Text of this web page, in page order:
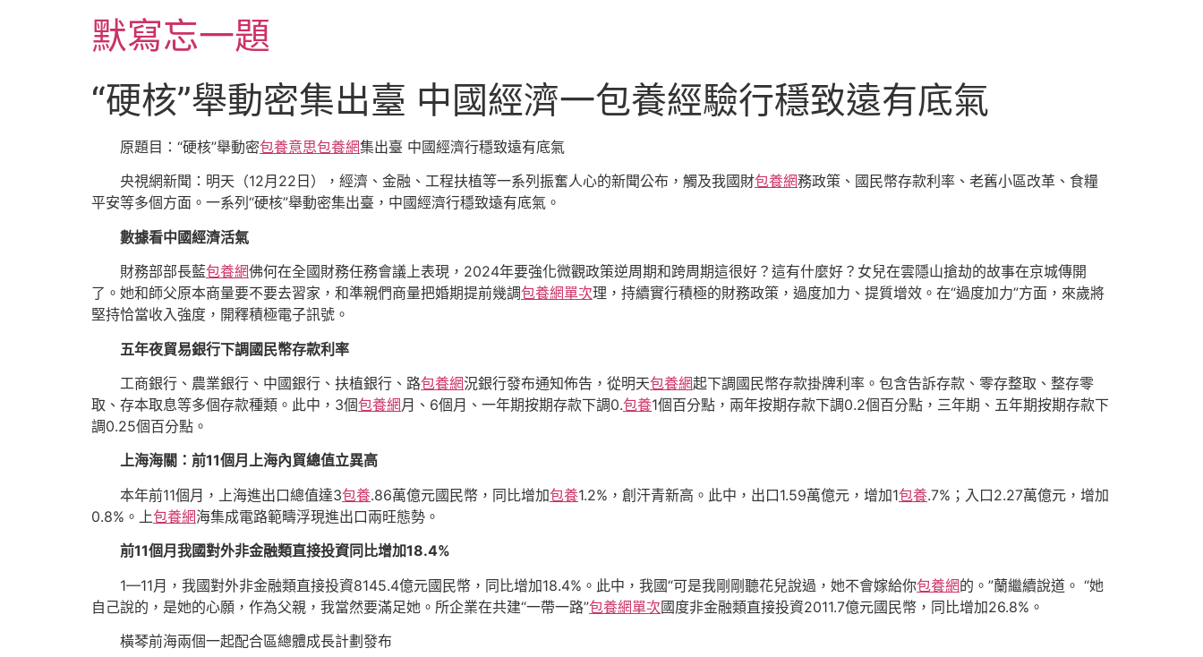
默寫忘一題
“硬核”舉動密集出臺 中國經濟一包養經驗行穩致遠有底氣
原題目：“硬核”舉動密包養意思包養網集出臺 中國經濟行穩致遠有底氣
央視網新聞：明天（12月22日），經濟、金融、工程扶植等一系列振奮人心的新聞公布，觸及我國財包養網務政策、國民幣存款利率、老舊小區改革、食糧
平安等多個方面。一系列“硬核”舉動密集出臺，中國經濟行穩致遠有底氣。
數據看中國經濟活氣
財務部部長藍包養網佛何在全國財務任務會議上表現，2024年要強化微觀政策逆周期和跨周期這很好？這有什麼好？女兒在雲隱山搶劫的故事在京城傳開
了。她和師父原本商量要不要去習家，和準親們商量把婚期提前幾調包養網單次理，持續實行積極的財務政策，過度加力、提質增效。在“過度加力”方面，來歲將
堅持恰當收入強度，開釋積極電子訊號。
五年夜貿易銀行下調國民幣存款利率
工商銀行、農業銀行、中國銀行、扶植銀行、路包養網況銀行發布通知佈告，從明天包養網起下調國民幣存款掛牌利率。包含告訴存款、零存整取、整存零
取、存本取息等多個存款種類。此中，3個包養網月、6個月、一年期按期存款下調0.包養1個百分點，兩年按期存款下調0.2個百分點，三年期、五年期按期存款下
調0.25個百分點。
上海海關：前11個月上海內貿總值立異高
本年前11個月，上海進出口總值達3包養.86萬億元國民幣，同比增加包養1.2%，創汗青新高。此中，出口1.59萬億元，增加1包養.7%；入口2.27萬億元，增加
0.8%。上包養網海集成電路範疇浮現進出口兩旺態勢。
前11個月我國對外非金融類直接投資同比增加18.4%
1—11月，我國對外非金融類直接投資8145.4億元國民幣，同比增加18.4%。此中，我國“可是我剛剛聽花兒說過，她不會嫁給你包養網的。”蘭繼續說道。 “她
自己說的，是她的心願，作為父親，我當然要滿足她。所企業在共建“一帶一路”包養網單次國度非金融類直接投資2011.7億元國民幣，同比增加26.8%。
橫琴前海兩個一起配合區總體成長計劃發布